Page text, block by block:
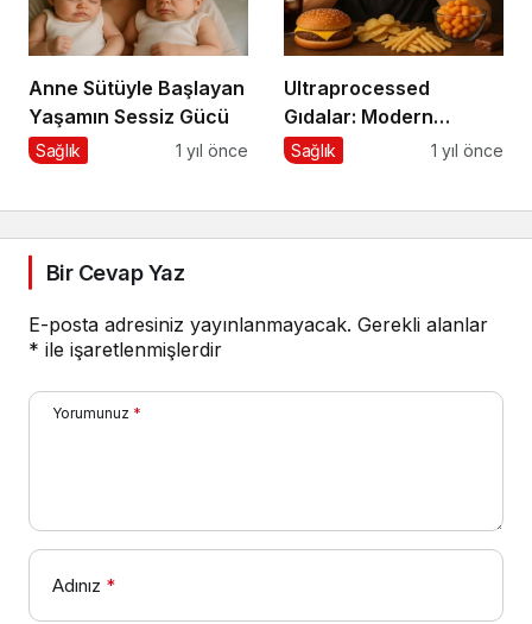
Anne Sütüyle Başlayan
Yaşamın Sessiz Gücü
Sağlık 1 yıl önce
Ultraprocessed
Gıdalar: Modern
Tabağın Gizli
Sağlık 1 yıl önce
Bir Cevap Yaz
E-posta adresiniz yayınlanmayacak. Gerekli alanlar
* ile işaretlenmişlerdir
Yorumunuz *
Adınız *